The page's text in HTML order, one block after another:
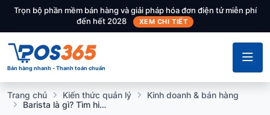
Trọn bộ phần mềm bán hàng và giải pháp hóa đơn điện tử miễn phí
đến hết 2028
XEM CHI TIẾT
Bán hàng nhanh - Thanh toán chuẩn
Trang chủ Kiến thức quản lý
Kinh doanh & bán hàng
Barista là gì? Tìm hiểu công việc, kỹ năng và cơ hội nghề nghiệp hấp dẫn